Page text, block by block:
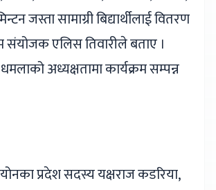
जस्ता सामाग्री बिद्यार्थीलाई वितरण
संयोजक एलिस तिवारीले बताए ।
अध्यक्षतामा कार्यक्रम सम्पन्न
प्रदेश सदस्य यक्षराज कडरिया,